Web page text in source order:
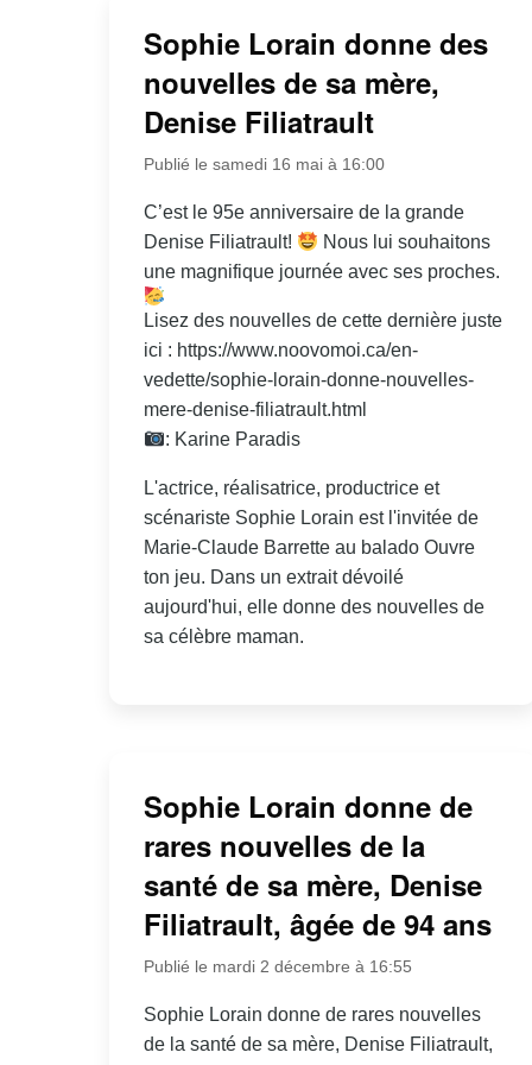
Sophie Lorain donne des
nouvelles de sa mère,
Denise Filiatrault
Publié le samedi 16 mai à 16:00
C’est le 95e anniversaire de la grande
Denise Filiatrault!
Nous lui souhaitons
une magnifique journée avec ses proches.
Lisez des nouvelles de cette dernière juste
ici : https://www.noovomoi.ca/en-
vedette/sophie-lorain-donne-nouvelles-
mere-denise-filiatrault.html
: Karine Paradis
L'actrice, réalisatrice, productrice et
scénariste Sophie Lorain est l'invitée de
Marie-Claude Barrette au balado Ouvre
ton jeu. Dans un extrait dévoilé
aujourd'hui, elle donne des nouvelles de
sa célèbre maman.
Sophie Lorain donne de
rares nouvelles de la
santé de sa mère, Denise
Filiatrault, âgée de 94 ans
Publié le mardi 2 décembre à 16:55
Sophie Lorain donne de rares nouvelles
de la santé de sa mère, Denise Filiatrault,